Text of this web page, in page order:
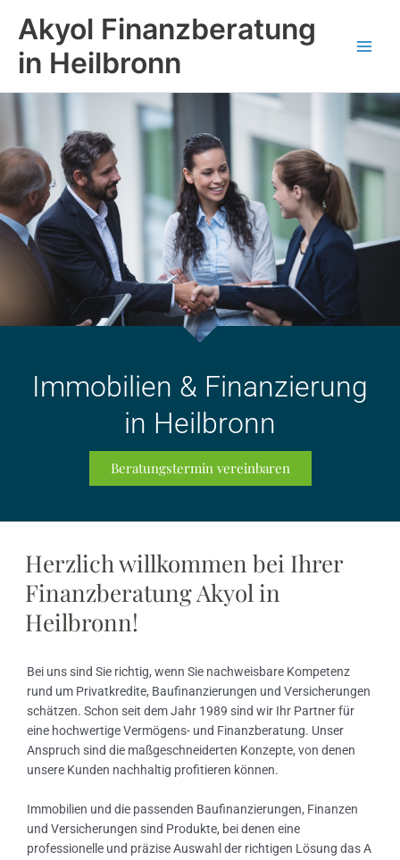
Inhalt
springen
Akyol Finanzberatung
in Heilbronn
Immobilien & Finanzierung
in Heilbronn
Beratungstermin vereinbaren
Herzlich willkommen bei Ihrer
Finanzberatung Akyol in
Heilbronn!
Bei uns sind Sie richtig, wenn Sie nachweisbare Kompetenz
rund um Privatkredite, Baufinanzierungen und Versicherungen
schätzen. Schon seit dem Jahr 1989 sind wir Ihr Partner für
eine hochwertige Vermögens- und Finanzberatung. Unser
Anspruch sind die maßgeschneiderten Konzepte, von denen
unsere Kunden nachhaltig profitieren können.
Immobilien und die passenden Baufinanzierungen, Finanzen
und Versicherungen sind Produkte, bei denen eine
professionelle und präzise Auswahl der richtigen Lösung das A